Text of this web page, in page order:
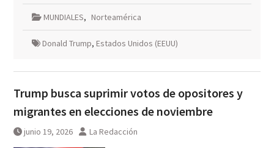
MUNDIALES, Norteamérica
Donald Trump, Estados Unidos (EEUU)
Trump busca suprimir votos de opositores y
migrantes en elecciones de noviembre
junio 19, 2026 La Redacción